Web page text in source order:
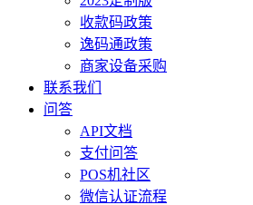
收款码政策
逸码通政策
商家设备采购
联系我们
问答
API文档
支付问答
POS机社区
微信认证流程